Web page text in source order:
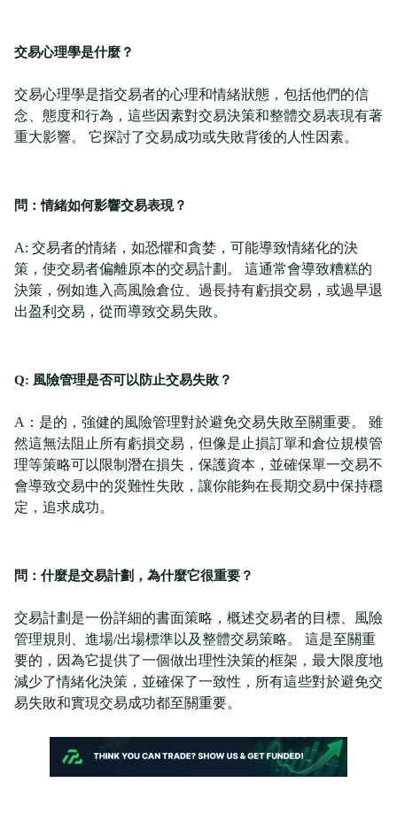
交易心理學是什麼？
交易心理學是指交易者的心理和情緒狀態，包括他們的信
念、態度和行為，這些因素對交易決策和整體交易表現有著
重大影響。 它探討了交易成功或失敗背後的人性因素。
問：情緒如何影響交易表現？
A: 交易者的情緒，如恐懼和貪婪，可能導致情緒化的決
策，使交易者偏離原本的交易計劃。 這通常會導致糟糕的
決策，例如進入高風險倉位、過長持有虧損交易，或過早退
出盈利交易，從而導致交易失敗。
Q: 風險管理是否可以防止交易失敗？
A：是的，強健的風險管理對於避免交易失敗至關重要。 雖
然這無法阻止所有虧損交易，但像是止損訂單和倉位規模管
理等策略可以限制潛在損失，保護資本，並確保單一交易不
會導致交易中的災難性失敗，讓你能夠在長期交易中保持穩
定，追求成功。
問：什麼是交易計劃，為什麼它很重要？
交易計劃是一份詳細的書面策略，概述交易者的目標、風險
管理規則、進場/出場標準以及整體交易策略。 這是至關重
要的，因為它提供了一個做出理性決策的框架，最大限度地
減少了情緒化決策，並確保了一致性，所有這些對於避免交
易失敗和實現交易成功都至關重要。